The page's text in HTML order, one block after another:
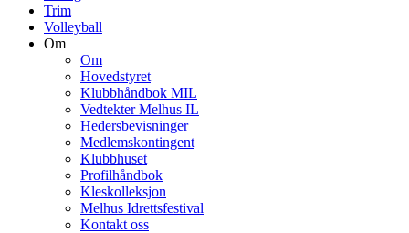
Trim
Volleyball
Om
Om
Hovedstyret
Klubbhåndbok MIL
Vedtekter Melhus IL
Hedersbevisninger
Medlemskontingent
Klubbhuset
Profilhåndbok
Kleskolleksjon
Melhus Idrettsfestival
Kontakt oss